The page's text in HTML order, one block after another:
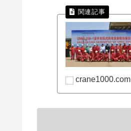
crane1000.com